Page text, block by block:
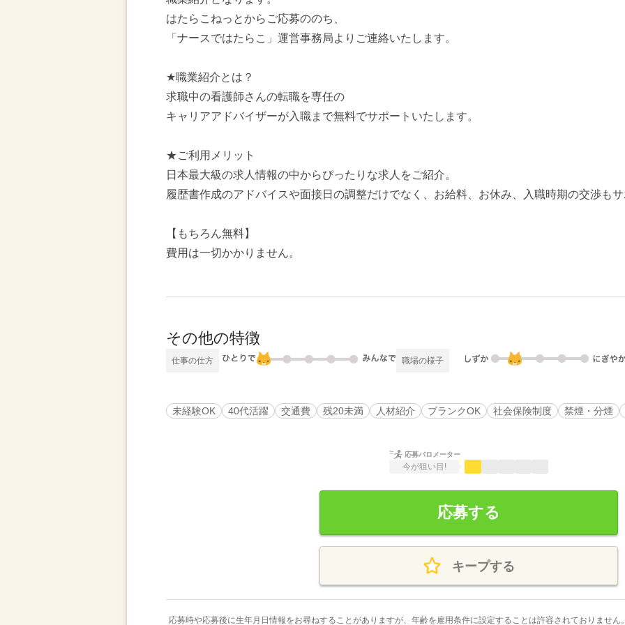
はたらこねっとからご応募ののち、
「ナースではたらこ」運営事務局よりご連絡いたします。
★職業紹介とは？
求職中の看護師さんの転職を専任の
キャリアアドバイザーが入職まで無料でサポートいたします。
★ご利用メリット
日本最大級の求人情報の中からぴったりな求人をご紹介。
履歴書作成のアドバイスや面接日の調整だけでなく、お給料、お休み、入職時期の交渉もサ
【もちろん無料】
費用は一切かかりません。
その他の特徴
仕事の仕方 職場の様子
未経験OK 40代活躍 交通費 残20未満 人材紹介 ブランクOK 社会保険制度 禁煙・分煙
応募バロメーター
今が狙い目!
応募する
キープする
応募時や応募後に生年月日情報をお尋ねすることがありますが、年齢を雇用条件に設定することは許容されておりません。